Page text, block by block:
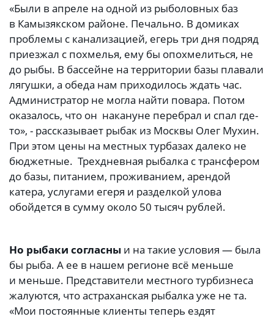
«Были в апреле на одной из рыболовных баз
в Камызякском районе. Печально. В домиках
проблемы с канализацией, егерь три дня подряд
приезжал с похмелья, ему бы опохмелиться, не
до рыбы. В бассейне на территории базы плавали
лягушки, а обеда нам приходилось ждать час.
Администратор не могла найти повара. Потом
оказалось, что он накануне перебрал и спал где-
то», - рассказывает рыбак из Москвы Олег Мухин.
При этом цены на местных турбазах далеко не
бюджетные. Трехдневная рыбалка с трансфером
до базы, питанием, проживанием, арендой
катера, услугами егеря и разделкой улова
обойдется в сумму около 50 тысяч рублей.
Но рыбаки согласны и на такие условия — была
бы рыба. А ее в нашем регионе всё меньше
и меньше. Представители местного турбизнеса
жалуются, что астраханская рыбалка уже не та.
«Мои постоянные клиенты теперь ездят